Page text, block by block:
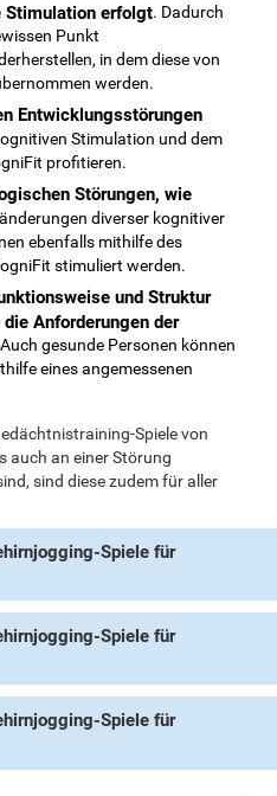
Stimulation erfolgt. Dadurch
Punkt
in dem diese von
werden.
Entwicklungsstörungen
Stimulation und dem
profitieren.
Störungen, wie
diverser kognitiver
ebenfalls mithilfe des
stimuliert werden.
und Struktur
Anforderungen der
gesunde Personen können
eines angemessenen
Spiele von
auch an einer Störung
sind diese zudem für aller
Spiele für
Spiele für
Spiele für